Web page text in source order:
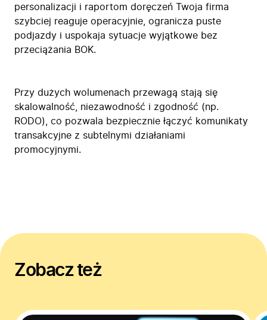
personalizacji i raportom doręczeń Twoja firma
szybciej reaguje operacyjnie, ogranicza puste
podjazdy i uspokaja sytuacje wyjątkowe bez
przeciążania BOK.
Przy dużych wolumenach przewagą stają się
skalowalność, niezawodność i zgodność (np.
RODO), co pozwala bezpiecznie łączyć komunikaty
transakcyjne z subtelnymi działaniami
promocyjnymi.
Zobacz też